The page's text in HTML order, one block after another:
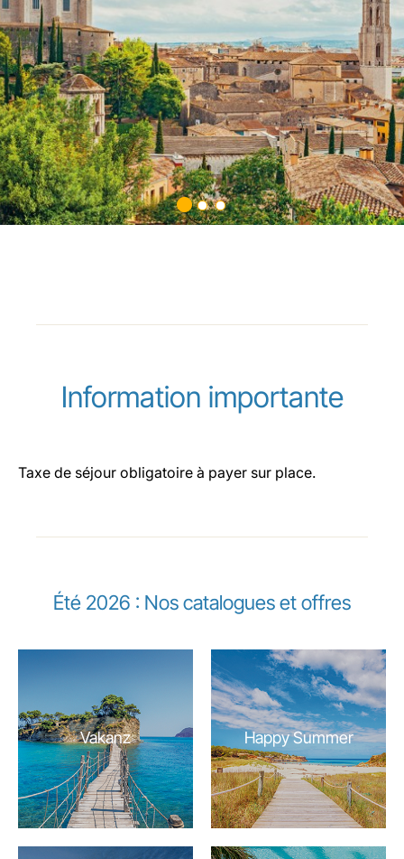
Information importante
Taxe de séjour obligatoire à payer sur place.
Été 2026 : Nos catalogues et offres
Vakanz Happy Summer